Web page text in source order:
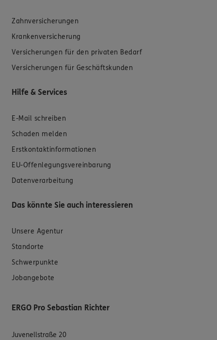
Zahnversicherungen
Krankenversicherung
Versicherungen für den privaten Bedarf
Versicherungen für Geschäftskunden
Hilfe & Services
E-Mail schreiben
Schaden melden
Erstkontaktinformationen
EU-Offenlegungsvereinbarung
Datenverarbeitung
Das könnte Sie auch interessieren
Unsere Agentur
Standorte
Schwerpunkte
Jobangebote
ERGO Pro Sebastian Richter
Juvenellstraße 20